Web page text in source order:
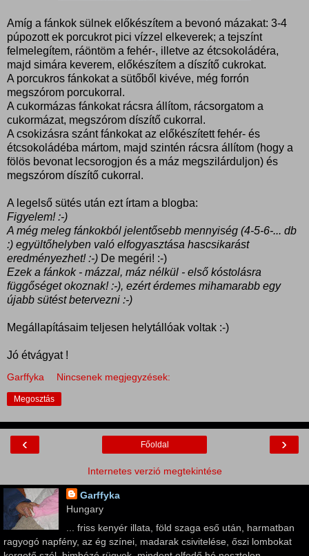
Amíg a fánkok sülnek előkészítem a bevonó mázakat: 3-4
púpozott ek porcukrot pici vízzel elkeverek; a tejszínt
felmelegítem, ráöntöm a fehér-, illetve az étcsokoládéra,
majd simára keverem, előkészítem a díszítő cukrokat.
A porcukros fánkokat a sütőből kivéve, még forrón
megszórom porcukorral.
A cukormázas fánkokat rácsra állítom, rácsorgatom a
cukormázat, megszórom díszítő cukorral.
A csokizásra szánt fánkokat az előkészített fehér- és
étcsokoládéba mártom, majd szintén rácsra állítom (hogy a
fölös bevonat lecsorogjon és a máz megszilárduljon) és
megszórom díszítő cukorral.
A legelső sütés után ezt írtam a blogba:
Figyelem! :-)
A még meleg fánkokból jelentősebb mennyiség (4-5-6-... db
:) együltőhelyben való elfogyasztása hascsikarást
eredményezhet! :-) De megéri! :-)
Ezek a fánkok - mázzal, máz nélkül - első kóstolásra
függőséget okoznak! :-), ezért érdemes mihamarabb egy
újabb sütést betervezni :-)
Megállapításaim teljesen helytállóak voltak :-)
Jó étvágyat !
Garffyka Nincsenek megjegyzések:
Megosztás
‹ ›
Főoldal
Internetes verzió megtekintése
Garffyka
Hungary
... friss kenyér illata, föld szaga eső után, harmatban
ragyogó napfény, az ég színei, madarak csivitelése, őszi lombokat